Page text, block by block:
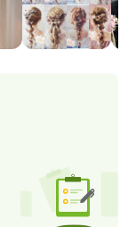
造型、表演造型 *韓
神的眼妝 *自然優雅